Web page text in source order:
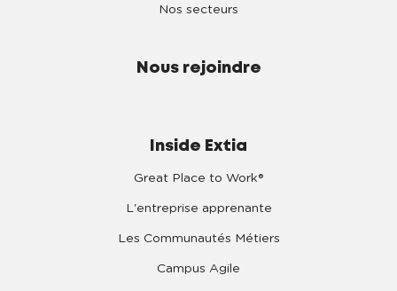
Nos secteurs
Nous rejoindre
Inside Extia
Great Place to Work®
L'entreprise apprenante
Les Communautés Métiers
Campus Agile